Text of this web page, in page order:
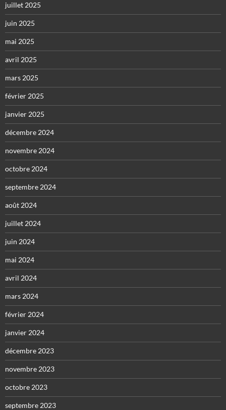
juillet 2025
juin 2025
mai 2025
avril 2025
mars 2025
février 2025
janvier 2025
décembre 2024
novembre 2024
octobre 2024
septembre 2024
août 2024
juillet 2024
juin 2024
mai 2024
avril 2024
mars 2024
février 2024
janvier 2024
décembre 2023
novembre 2023
octobre 2023
septembre 2023